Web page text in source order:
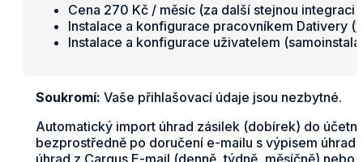
Cena 270 Kč / měsíc (za další stejnou integraci
Instalace a konfigurace pracovníkem Dativery (
Instalace a konfigurace uživatelem
Soukromí: Vaše přihlašovací údaje jsou nezbytné.
Automatický import úhrad zásilek (dobírek) do
bezprostředně po doručení e-mailu s výpisem
úhrad z Cargus E-mail (denně, týdně, měsíčně)